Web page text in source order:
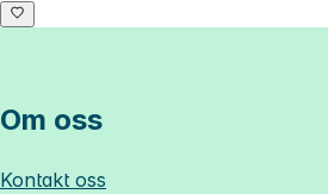
Om oss
Kontakt oss